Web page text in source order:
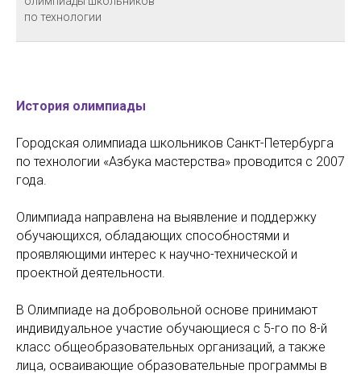
по технологии
История олимпиады
Городская олимпиада школьников Санкт-Петербурга
по технологии «Азбука мастерства» проводится с 2007
года.
Олимпиада направлена на выявление и поддержку
обучающихся, обладающих способностями и
проявляющими интерес к научно-технической и
проектной деятельности.
В Олимпиаде на добровольной основе принимают
индивидуальное участие обучающиеся c 5-го по 8-й
класс общеобразовательных организаций, а также
лица, осваивающие образовательные программы в